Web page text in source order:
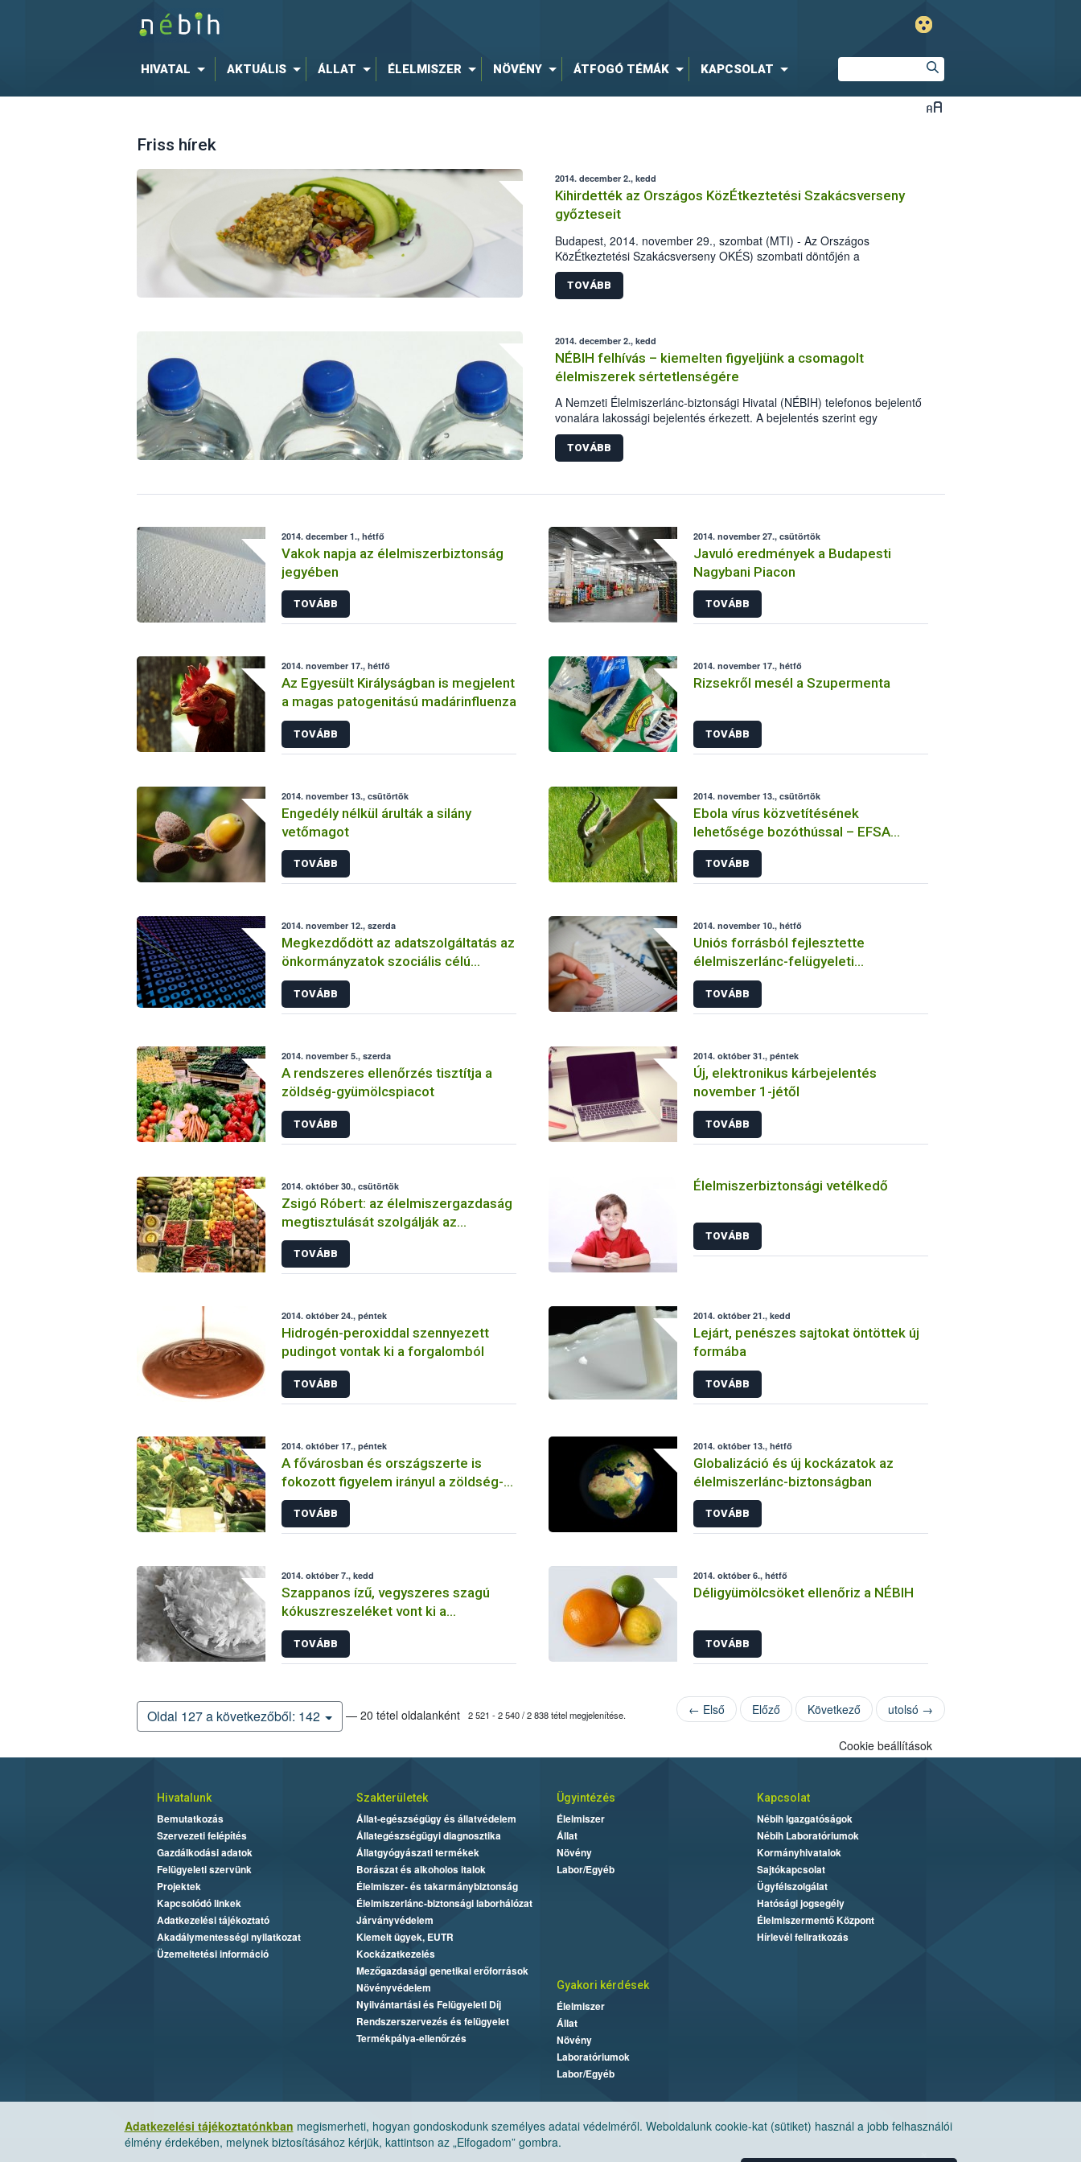
HIVATAL AKTUÁLIS ÁLLAT ÉLELMISZER NÖVÉNY ÁTFOGÓ TÉMÁK KAPCSOLAT
Friss hírek
2014. december 2., kedd
Kihirdették az Országos KözÉtkeztetési Szakácsverseny
győzteseit
Budapest, 2014. november 29., szombat (MTI) - Az Országos
KözÉtkeztetési Szakácsverseny OKÉS) szombati döntőjén a
rendezvénymenü kategóriában Kehidakustány csapata, a napi menü
kategóriában pedig a Sodexo Magyarország Kft. csapata lett a legjobb.
TOVÁBB
2014. december 2., kedd
NÉBIH felhívás – kiemelten figyeljünk a csomagolt
élelmiszerek sértetlenségére
A Nemzeti Élelmiszerlánc-biztonsági Hivatal (NÉBIH) telefonos bejelentő
vonalára lakossági bejelentés érkezett. A bejelentés szerint egy
üzletlánc - budapesti üzleteiben kapható - sajátmárkás palackozott víz
és élelmiszer termékei esetében szándékos szennyezés történhetett,
feltehetően gazdasági kár okozása céljából.
TOVÁBB
2014. december 1., hétfő
Vakok napja az élelmiszerbiztonság
jegyében
TOVÁBB
2014. november 27., csütörtök
Javuló eredmények a Budapesti
Nagybani Piacon
TOVÁBB
2014. november 17., hétfő
Az Egyesült Királyságban is megjelent
a magas patogenitású madárinfluenza
TOVÁBB
2014. november 17., hétfő
Rizsekről mesél a Szupermenta
TOVÁBB
2014. november 13., csütörtök
Engedély nélkül árulták a silány
vetőmagot
TOVÁBB
2014. november 13., csütörtök
Ebola vírus közvetítésének
lehetősége bozóthússal – EFSA
vélemény
TOVÁBB
2014. november 12., szerda
Megkezdődött az adatszolgáltatás az
önkormányzatok szociális célú
tüzelőanyag vásárlásához
TOVÁBB
2014. november 10., hétfő
Uniós forrásból fejlesztette
élelmiszerlánc-felügyeleti
információs rendszerét a NÉBIH
TOVÁBB
2014. november 5., szerda
A rendszeres ellenőrzés tisztítja a
zöldség-gyümölcspiacot
TOVÁBB
2014. október 31., péntek
Új, elektronikus kárbejelentés
november 1-jétől
TOVÁBB
2014. október 30., csütörtök
Zsigó Róbert: az élelmiszergazdaság
megtisztulását szolgálják az
ellenőrzések
TOVÁBB
Élelmiszerbiztonsági vetélkedő
TOVÁBB
2014. október 24., péntek
Hidrogén-peroxiddal szennyezett
pudingot vontak ki a forgalomból
TOVÁBB
2014. október 21., kedd
Lejárt, penészes sajtokat öntöttek új
formába
TOVÁBB
2014. október 17., péntek
A fővárosban és országszerte is
fokozott figyelem irányul a zöldség-
és gyümölcskereskedőkre
TOVÁBB
2014. október 13., hétfő
Globalizáció és új kockázatok az
élelmiszerlánc-biztonságban
TOVÁBB
2014. október 7., kedd
Szappanos ízű, vegyszeres szagú
kókuszreszeléket vont ki a
forgalomból a hatóság
TOVÁBB
2014. október 6., hétfő
Déligyümölcsöket ellenőriz a NÉBIH
TOVÁBB
Oldal 127 a következőből: 142 — 20 tétel oldalanként 2 521 - 2 540 / 2 838 tétel megjelenítése. ← Első Előző Következő utolsó →
Adatkezelési tájékoztatónkban megismerheti, hogyan gondoskodunk személyes adatai védelméről. Weboldalunk cookie-kat (sütiket) használ a jobb felhasználói
élmény érdekében, melynek biztosításához kérjük, kattintson az „Elfogadom” gombra.
Cookie beállítások
Hivatalunk
Bemutatkozás
Szervezeti felépítés
Gazdálkodási adatok
Felügyeleti szervünk
Projektek
Kapcsolódó linkek
Adatkezelési tájékoztató
Akadálymentességi nyilatkozat
Üzemeltetési információ
Szakterületek
Állat-egészségügy és állatvédelem
Állategészségügyi diagnosztika
Állatgyógyászati termékek
Borászat és alkoholos italok
Élelmiszer- és takarmánybiztonság
Élelmiszerlánc-biztonsági laborhálózat
Járványvédelem
Kiemelt ügyek, EUTR
Kockázatkezelés
Mezőgazdasági genetikai erőforrások
Növényvédelem
Nyilvántartási és Felügyeleti Díj
Rendszerszervezés és felügyelet
Termékpálya-ellenőrzés
Ügyintézés
Élelmiszer
Állat
Növény
Labor/Egyéb
Kapcsolat
Nébih Igazgatóságok
Nébih Laboratóriumok
Kormányhivatalok
Sajtókapcsolat
Ügyfélszolgálat
Hatósági jogsegély
Élelmiszermentő Központ
Hírlevél feliratkozás
Gyakori kérdések
Élelmiszer
Állat
Növény
Laboratóriumok
Labor/Egyéb